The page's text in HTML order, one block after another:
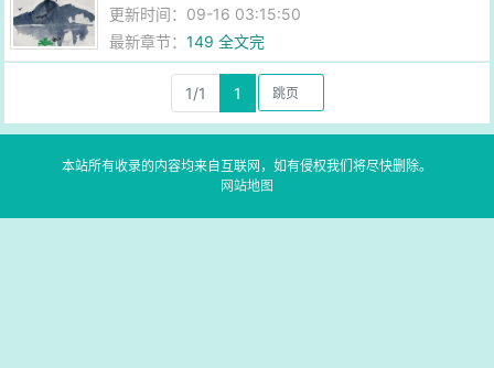
更新时间：09-16 03:15:50
最新章节：149 全文完
1/1 1
本站所有收录的内容均来自互联网，如有侵权我们将尽快删除。
网站地图